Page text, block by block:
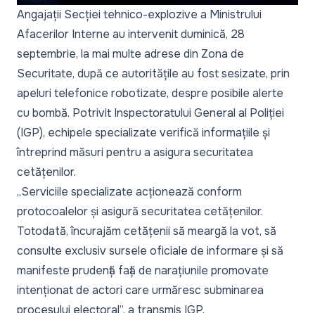
Angajații Secției tehnico-explozive a Ministrului
Afacerilor Interne au intervenit duminică, 28
septembrie, la mai multe adrese din Zona de
Securitate, după ce autoritățile au fost sesizate, prin
apeluri telefonice robotizate, despre posibile alerte
cu bombă. Potrivit Inspectoratului General al Poliției
(IGP), echipele specializate verifică informațiile și
întreprind măsuri pentru a asigura securitatea
cetățenilor.
„Serviciile specializate acționează conform
protocoalelor și asigură securitatea cetățenilor.
Totodată, încurajăm cetățenii să meargă la vot, să
consulte exclusiv sursele oficiale de informare și să
manifeste prudență față de narațiunile promovate
intenționat de actori care urmăresc subminarea
procesului electoral”, a transmis IGP.